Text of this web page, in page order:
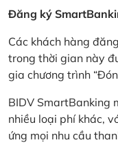
Đăng ký
Các khách hàng
trong thời gian này
gia chương trình
BIDV SmartBanking
nhiều loại phí khác,
ứng mọi nhu cầu